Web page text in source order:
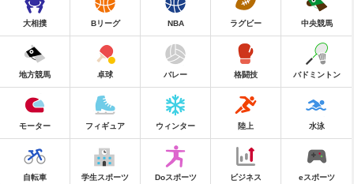
大相撲 Bリーグ NBA ラグビー 中央競馬
地方競馬 卓球 バレー 格闘技 バドミントン
モーター フィギュア ウィンター 陸上 水泳
自転車 学生スポーツ Doスポーツ ビジネス eスポーツ